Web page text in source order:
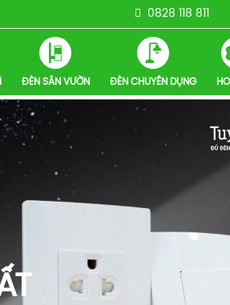
0828 118 811
ĐÈN SÂN VƯỜN ĐÈN CHUYÊN DỤNG